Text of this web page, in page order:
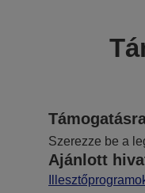
Szerezze be a
Ajánlott